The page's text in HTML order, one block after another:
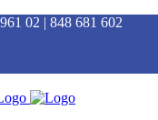
02 | 848 681 602